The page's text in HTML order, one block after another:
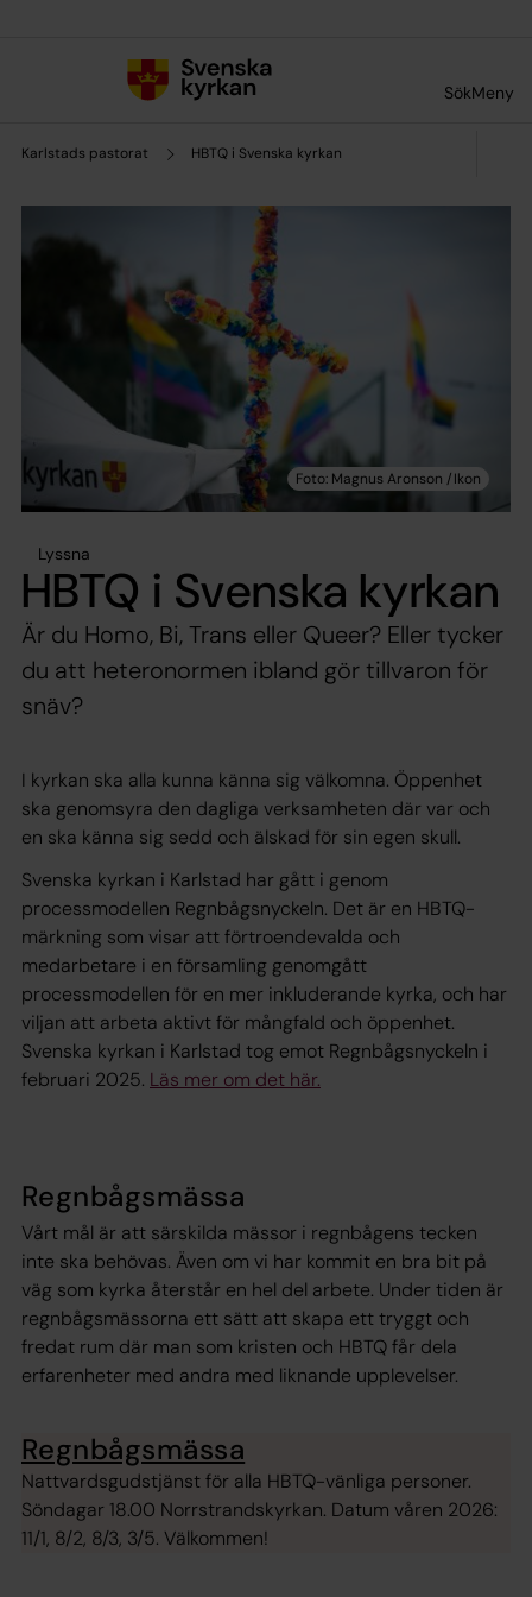
SökMeny
Karlstads pastorat HBTQ i Svenska kyrkan
Lyssna
HBTQ i Svenska kyrkan
Är du Homo, Bi, Trans eller Queer? Eller tycker
du att heteronormen ibland gör tillvaron för
snäv?
I kyrkan ska alla kunna känna sig välkomna. Öppenhet
ska genomsyra den dagliga verksamheten där var och
en ska känna sig sedd och älskad för sin egen skull.
Svenska kyrkan i Karlstad har gått i genom
processmodellen Regnbågsnyckeln. Det är en HBTQ-
märkning som visar att förtroendevalda och
medarbetare i en församling genomgått
processmodellen för en mer inkluderande kyrka, och har
viljan att arbeta aktivt för mångfald och öppenhet.
Svenska kyrkan i Karlstad tog emot Regnbågsnyckeln i
februari 2025. Läs mer om det här.
Regnbågsmässa
Vårt mål är att särskilda mässor i regnbågens tecken
inte ska behövas. Även om vi har kommit en bra bit på
väg som kyrka återstår en hel del arbete. Under tiden är
regnbågsmässorna ett sätt att skapa ett tryggt och
fredat rum där man som kristen och HBTQ får dela
erfarenheter med andra med liknande upplevelser.
Regnbågsmässa
Nattvardsgudstjänst för alla HBTQ-vänliga personer.
Söndagar 18.00 Norrstrandskyrkan. Datum våren 2026:
11/1, 8/2, 8/3, 3/5. Välkommen!